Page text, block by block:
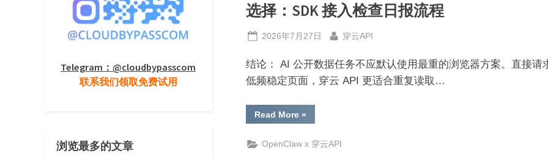
察
字
判
问
问
题”
选择：SDK 接入检查日报流程
Posted
2026年7月27日 By
穿云API
结论： AI 公开数据任务不应默认使用最重的浏览器方案。直接请
低频稳定页面，穿云 API 更适合重复读取…
Read More“公
开
长
»
OpenClaw x 穿云API
Telegram：@cloudbypasscom
联系我们领取免费试用
浏览最多的文章